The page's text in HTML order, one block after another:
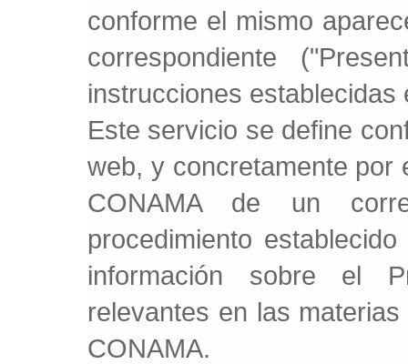
conforme el mismo
correspondiente
instrucciones establecidas
Este servicio se define
web, y concretamente por
CONAMA de un
procedimiento
información sobre el
relevantes en las
CONAMA.